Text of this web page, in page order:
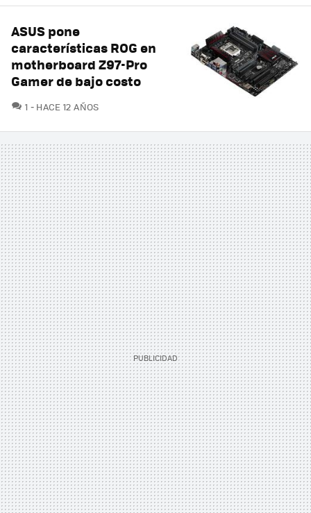
ASUS pone
características ROG en
motherboard Z97-Pro
Gamer de bajo costo
1 COMENTARIOS
HACE 12 AÑOS